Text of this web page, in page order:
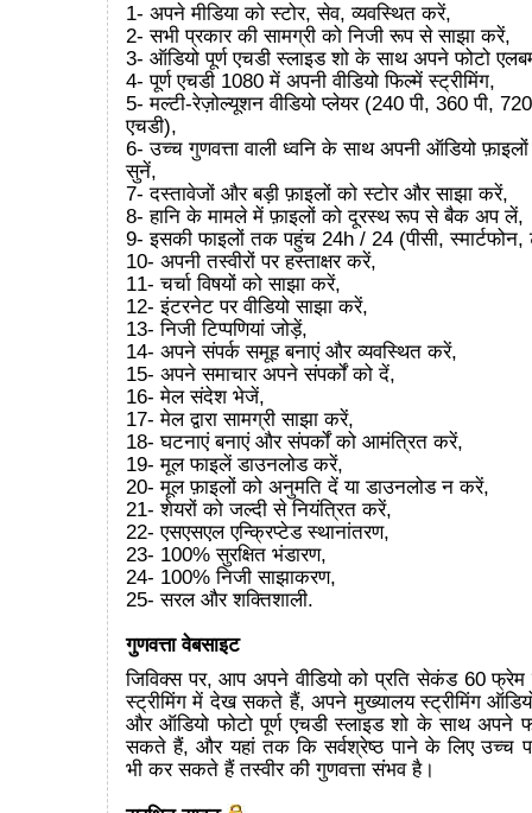
1- अपने मीडिया को स्टोर, सेव, व्यवस्थित करें,
2- सभी प्रकार की सामग्री को निजी रूप से साझा करें,
3- ऑडियो पूर्ण एचडी स्लाइड शो के साथ अपने फोटो
4- पूर्ण एचडी 1080 में अपनी वीडियो फिल्में स्ट्रीमिंग,
5- मल्टी-रेज़ोल्यूशन वीडियो प्लेयर (240 पी, 360 पी,
एचडी),
6- उच्च गुणवत्ता वाली ध्वनि के साथ अपनी ऑडियो
सुनें,
7- दस्तावेजों और बड़ी फ़ाइलों को स्टोर और साझा करें,
8- हानि के मामले में फ़ाइलों को दूरस्थ रूप से बैक अप लें,
9- इसकी फाइलों तक पहुंच 24h / 24 (पीसी,
10- अपनी तस्वीरों पर हस्ताक्षर करें,
11- चर्चा विषयों को साझा करें,
12- इंटरनेट पर वीडियो साझा करें,
13- निजी टिप्पणियां जोड़ें,
14- अपने संपर्क समूह बनाएं और व्यवस्थित करें,
15- अपने समाचार अपने संपर्कों को दें,
16- मेल संदेश भेजें,
17- मेल द्वारा सामग्री साझा करें,
18- घटनाएं बनाएं और संपर्कों को आमंत्रित करें,
19- मूल फाइलें डाउनलोड करें,
20- मूल फ़ाइलों को अनुमति दें या डाउनलोड न करें,
21- शेयरों को जल्दी से नियंत्रित करें,
22- एसएसएल एन्क्रिप्टेड स्थानांतरण,
23- 100% सुरक्षित भंडारण,
24- 100% निजी साझाकरण,
25- सरल और शक्तिशाली.
गुणवत्ता वेबसाइट
जिविक्स पर, आप अपने वीडियो को प्रति सेकंड 60 फ्रेम
स्ट्रीमिंग में देख सकते हैं, अपने मुख्यालय स्ट्रीमिंग
और ऑडियो फोटो पूर्ण एचडी स्लाइड शो के साथ अपने
सकते हैं, और यहां तक कि सर्वश्रेष्ठ पाने के लिए उच्च
भी कर सकते हैं तस्वीर की गुणवत्ता संभव है।